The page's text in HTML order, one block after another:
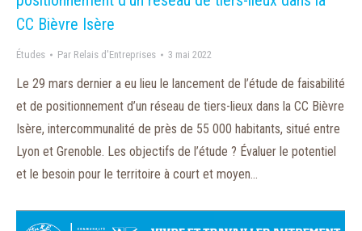
CC Bièvre Isère
Études Par Relais d'Entreprises 3 mai 2022
Le 29 mars dernier a eu lieu le lancement de l’étude de faisabilité
et de positionnement d’un réseau de tiers-lieux dans la CC Bièvre
Isère, intercommunalité de près de 55 000 habitants, situé entre
Lyon et Grenoble. Les objectifs de l’étude ? Évaluer le potentiel
et le besoin pour le territoire à court et moyen…